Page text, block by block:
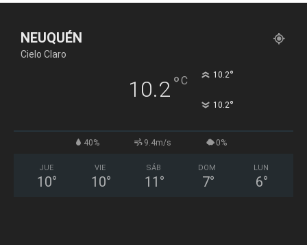
NEUQUÉN
Cielo Claro
10.2°C 10.2°
10.2°
40% 9.4m/s 0%
JUE
10°
VIE
10°
SÁB
11 °
DOM
7°
LUN
6°